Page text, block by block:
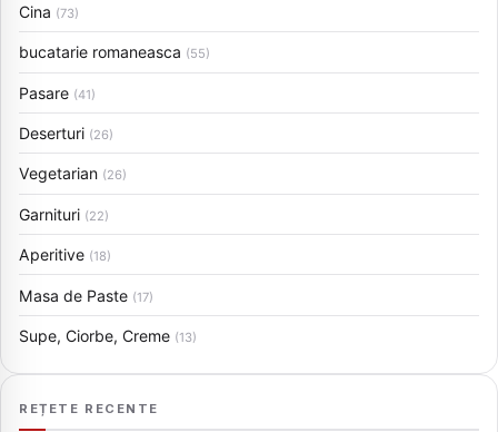
Cina (73)
bucatarie romaneasca (55)
Pasare (41)
Deserturi (26)
Vegetarian (26)
Garnituri (22)
Aperitive (18)
Masa de Paste (17)
Supe, Ciorbe, Creme (13)
REȚETE RECENTE